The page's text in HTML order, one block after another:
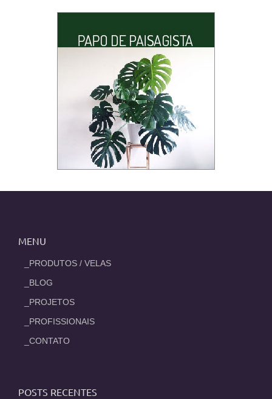
MENU
_PRODUTOS / VELAS
_BLOG
_PROJETOS
_PROFISSIONAIS
_CONTATO
POSTS RECENTES